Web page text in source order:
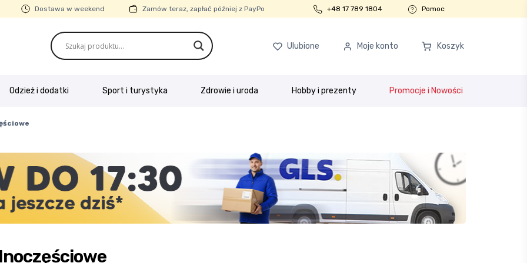
Dostawa w weekend Zamów teraz, zapłać później z PayPo +48 17 789 1804 Pomoc
Ulubione Moje konto Koszyk
Odzież i dodatki Sport i turystyka Zdrowie i uroda Hobby i prezenty Promocje i Nowości
o firmie
Wysyłka i płatność